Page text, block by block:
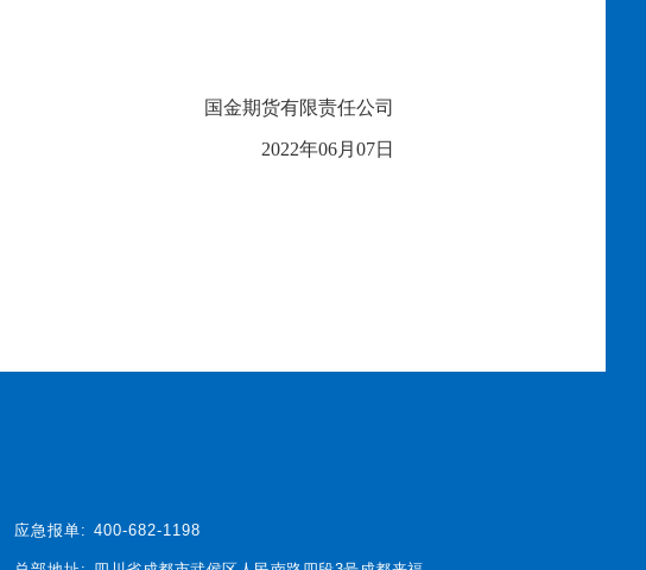
国金期货有限责任公司
2022年06月 07日
应急报单: 400-682-1198